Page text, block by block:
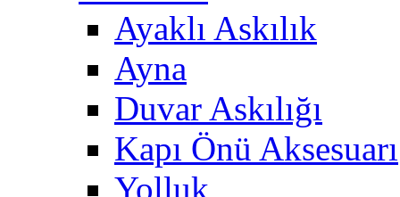
Ayaklı Askılık
Ayna
Duvar Askılığı
Kapı Önü Aksesuarı
Yolluk